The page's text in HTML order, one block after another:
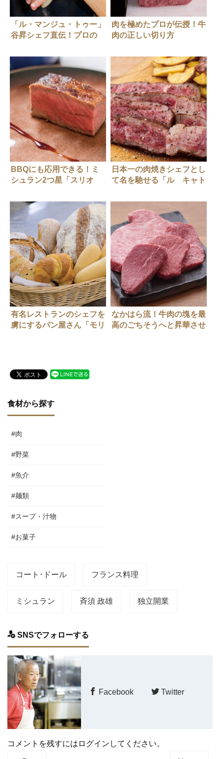
「ル・マンジュ・トゥー」
谷昇シェフ直伝！プロの
肉を極めたプロが伝授！牛
肉の正しい切り方
BBQにも応用できる！ミ
シュラン2つ星「スリオ
剖
日本一の肉焼きシェフとし
て名を馳せる「ル キャト
ん。肉の旨味を凝縮する方
法、【フライパン】の火入
れ全工程！
有名レストランのシェフを
虜にするパン屋さん「モリ
なかはら流！牛肉の塊を最
高のごちそうへと昇華させ
食材から探す
#肉
#野菜
#魚介
#麺類
#スープ・汁物
#お菓子
コート･ドール フランス料理
ミシュラン 斉須 政雄 独立開業
SNSでフォローする
Facebook Twitter
コメントを残すにはログインしてください。